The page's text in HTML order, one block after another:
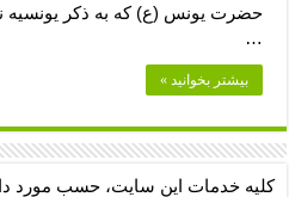
حضرت یونس (ع) که به ذکر
…
بیشتر بخوانید »
کلیه خدمات این سایت، حسب مورد